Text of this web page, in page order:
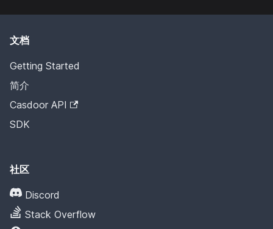
文档
Getting Started
简介
Casdoor API
SDK
社区
Discord
Stack Overflow